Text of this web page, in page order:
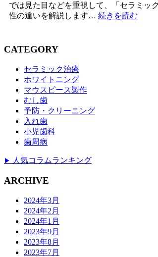
では見た目などを重視して、「セラミッ
性の違いを解説します… 続きを読む
CATEGORY
セラミック治療
ホワイトニング
マウスピース製作
むし歯
予防・クリーニング
入れ歯
小児歯科
歯周病
▶ 人気コラムランキング
ARCHIVE
2024年3月
2024年2月
2024年1月
2023年9月
2023年8月
2023年7月